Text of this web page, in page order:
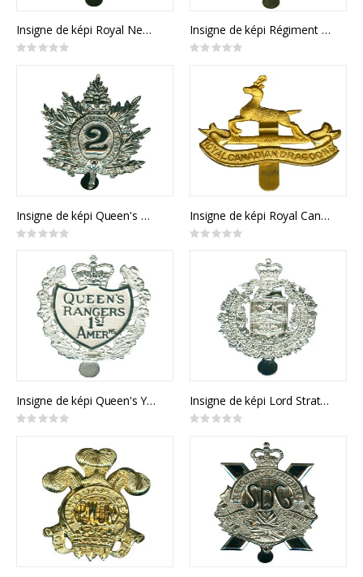
Insigne de képi Royal New Brunswick Regiment
Rating:
Insigne de képi Régiment de la Chaudière
Rating:
Insigne de képi Queen's Own Rifles
Rating:
Insigne de képi Royal Canadian Dragoons
Rating:
Insigne de képi Queen's York Rangers
Rating:
Insigne de képi Lord Strathcona’s Horse
Rating: